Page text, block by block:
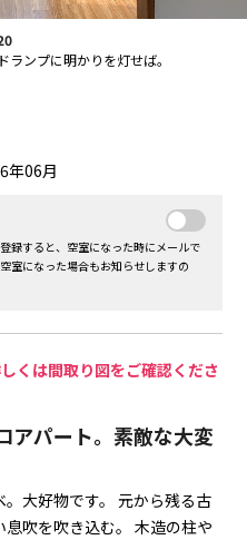
ランプに明かりを灯せば。
年06月
録すると、空室になった時にメールで
室になった場合もお知らせしますの
くは間取り図をご確認くださ
アパート。素敵な大変
大好物です。
元から残る古
吹を吹き込む。
木造の柱や